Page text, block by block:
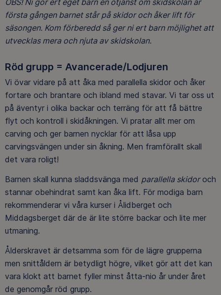
OBS! Ni gör ert eget barn en otjänst om skidskolan är
första gången barnet står på skidor och åker lift för
säsongen. Kom förberedd så ger ni ert barn möjlighet att
utvecklas mera och njuta av skidskolan.
Röd grupp = Avancerade/Lodjuren
Vi övar vidare på att åka med parallella skidor och åker
fortare och brantare och ibland med stavar. Vi tar oss ut
på äventyr i olika backar och terräng för att få bättre
flyt och kontroll i skidåkningen. Vi pratar allt mer om
carving och ger barnen nycklar för att låsa upp
carvingsvängen under sin åkning. Men framförallt skall
det vara roligt!
Barnen skall kunna sladdsvänga med parallella skidoroch
stannar obehindrat samt kan åka lift. För modiga barn
rekommenderar vi våra kurser i Ålidberget och
Middagsberget där de är lite större backar och lite mer
utmaning.
Ålderskravet är detsamma som för de lägre grupperna
men snittåldern är betydligt högre, vilket gör att det kan
vara klokt att barnet fyller minst åtta-nio år under året
de genomgår röd grupp.